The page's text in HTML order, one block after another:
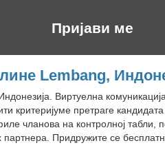
Пријави ме
Lembang,
Виртуелна
претраге
чланова на контролној табли,
Придружите се